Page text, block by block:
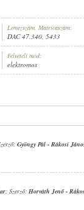
Lemezszám, Matricaszám:
DAC 47.340, 5433
Felvételi mód:
elektromos
Gyöngy Pál - Rákosi
; Szerző: Horváth Jenő-